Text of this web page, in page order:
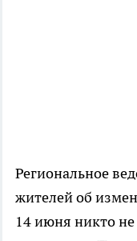
Региональное
жителей об
14 июня никто